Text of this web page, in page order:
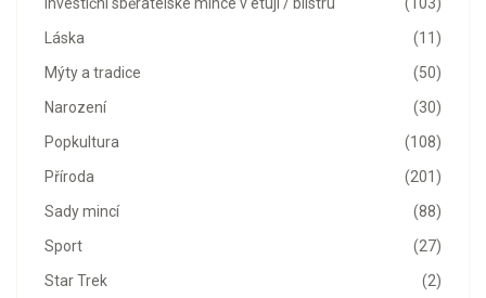
(103)
Investiční sběratelské mince v etuji / blistru
(11)
Láska
(50)
Mýty a tradice
(30)
Narození
(108)
Popkultura
(201)
Příroda
(88)
Sady mincí
(27)
Sport
(2)
Star Trek